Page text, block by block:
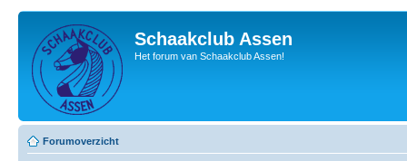
Schaakclub Assen
Het forum van Schaakclub Assen!
Forumoverzicht